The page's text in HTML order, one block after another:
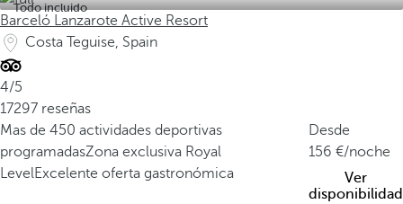
Todo incluido
Barceló Lanzarote Active Resort
Costa Teguise, Spain
4/5
17297 reseñas
Mas de 450 actividades deportivas
programadasZona exclusiva Royal
LevelExcelente oferta gastronómica
Desde
156
/noche
Ver
disponibilidad